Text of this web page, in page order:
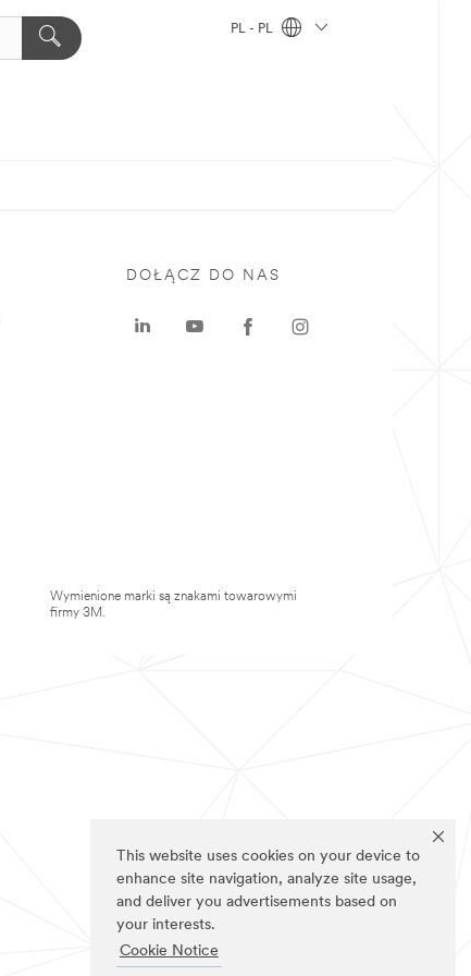
This website uses cookies on your device to
enhance site navigation, analyze site usage,
and deliver you advertisements based on
your interests.
Cookie Notice
PL - PL
DOŁĄCZ DO NAS
Wymienione marki są znakami towarowymi
firmy 3M.